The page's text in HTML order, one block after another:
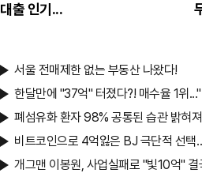
대출 인기...
서울 전매제한 없는 부동산 나왔다!
한달만에 "37억" 터졌다?! 매수율 1위
폐섬유화 환자 98% 공통된 습관 밝혀
비트코인으로 4억잃은 BJ 극단적 선택
개그맨 이봉원, 사업실패로 "빛10억"